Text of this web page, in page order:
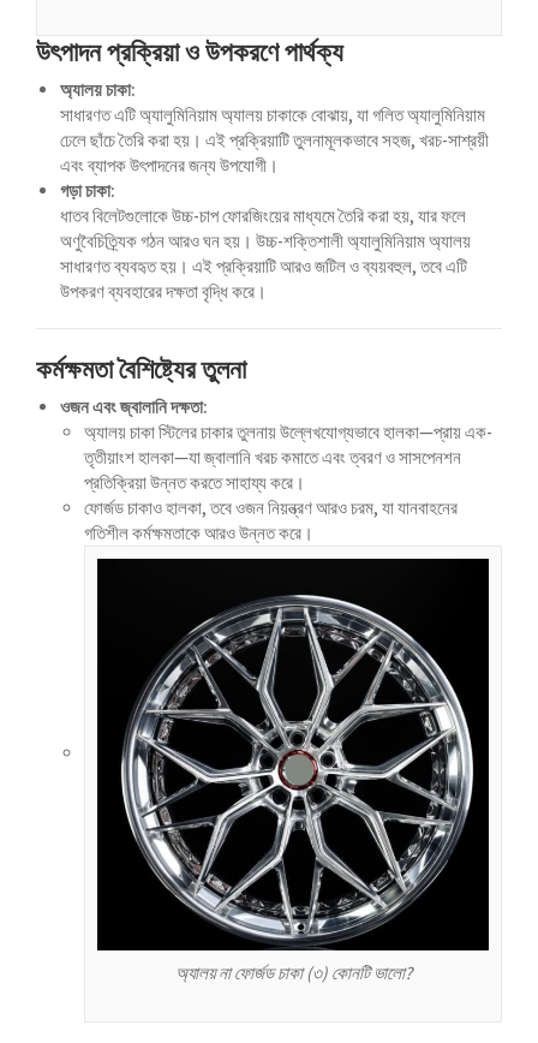
উৎপাদন প্রক্রিয়া ও উপকরণে পার্থক্য
অ্যালয় চাকা:
সাধারণত এটি অ্যালুমিনিয়াম অ্যালয় চাকাকে বোঝায়, যা গলিত অ্যালুমিনিয়াম
ঢেলে ছাঁচে তৈরি করা হয়। এই প্রক্রিয়াটি তুলনামূলকভাবে সহজ, খরচ-সাশ্রয়ী
এবং ব্যাপক উৎপাদনের জন্য উপযোগী।
গড়া চাকা:
ধাতব বিলেটগুলোকে উচ্চ-চাপ ফোরজিংয়ের মাধ্যমে তৈরি করা হয়, যার ফলে
অণুবৈচিত্র্যিক গঠন আরও ঘন হয়। উচ্চ-শক্তিশালী অ্যালুমিনিয়াম অ্যালয়
সাধারণত ব্যবহৃত হয়। এই প্রক্রিয়াটি আরও জটিল ও ব্যয়বহুল, তবে এটি
উপকরণ ব্যবহারের দক্ষতা বৃদ্ধি করে।
কর্মক্ষমতা বৈশিষ্ট্যের তুলনা
ওজন এবং জ্বালানি দক্ষতা:
অ্যালয় চাকা স্টিলের চাকার তুলনায় উল্লেখযোগ্যভাবে হালকা—প্রায় এক-
তৃতীয়াংশ হালকা—যা জ্বালানি খরচ কমাতে এবং ত্বরণ ও সাসপেনশন
প্রতিক্রিয়া উন্নত করতে সাহায্য করে।
ফোর্জড চাকাও হালকা, তবে ওজন নিয়ন্ত্রণ আরও চরম, যা যানবাহনের
গতিশীল কর্মক্ষমতাকে আরও উন্নত করে।
অ্যালয় না ফোর্জড চাকা (৩) কোনটি ভালো?
Español de Venezuela
Español de Perú
Español de México
Français de Belgique
Кыргызча
Қазақ тілі
Українська
Bosanski
Cymraeg
Aragonés
Tiếng Việt
اردو
ئۇيغۇرچە
Reo Tahiti
Татар теле
Türkçe
Tagalog
తెలుగు